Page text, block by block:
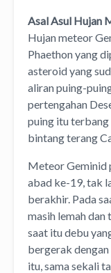
Asal Asul Hujan
Hujan meteor
Phaethon yang
asteroid yang
aliran puing-
pertengahan
puing itu terbang
bintang terang
Meteor Geminid
abad ke-19, tak
berakhir. Pada
masih lemah
saat itu debu
bergerak
itu, sama sekali